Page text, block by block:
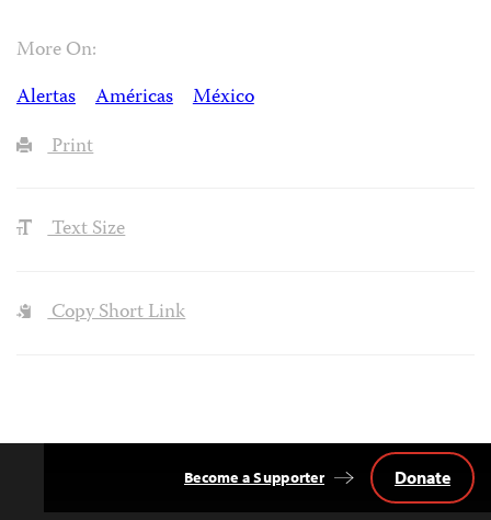
More On:
Alertas
Américas
México
Print
Text Size
Copy Short Link
Become a Supporter Donate